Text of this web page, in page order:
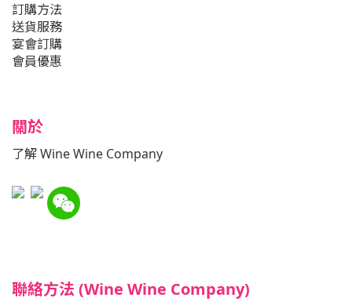
訂購方法
送貨服務
宴會訂購
會員優惠
關於
了解 Wine Wine Company
聯絡方法 (Wine Wine Company)